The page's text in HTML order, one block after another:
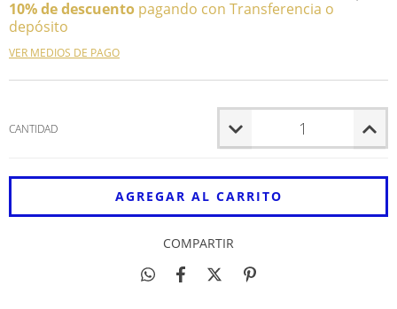
10% de descuento pagando con Transferencia o
depósito
VER MEDIOS DE PAGO
CANTIDAD
COMPARTIR